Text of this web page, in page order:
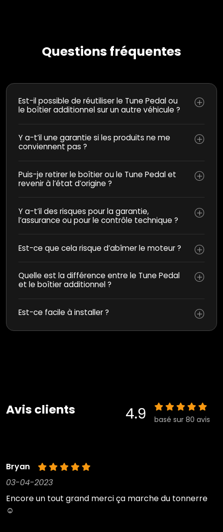
Questions fréquentes
Est-il possible de réutiliser le Tune Pedal ou
le boîtier additionnel sur un autre véhicule ?
Y a-t’il une garantie si les produits ne me
conviennent pas ?
Puis-je retirer le boîtier ou le Tune Pedal et
revenir à l’état d’origine ?
Y a-t’il des risques pour la garantie,
l’assurance ou pour le contrôle technique ?
Est-ce que cela risque d’abîmer le moteur ?
Quelle est la différence entre le Tune Pedal
et le boîtier additionnel ?
Est-ce facile à installer ?
Avis clients 4.9 basé sur 80 avis
Bryan
03-04-2023
Encore un tout grand merci ça marche du tonnerre
☺️